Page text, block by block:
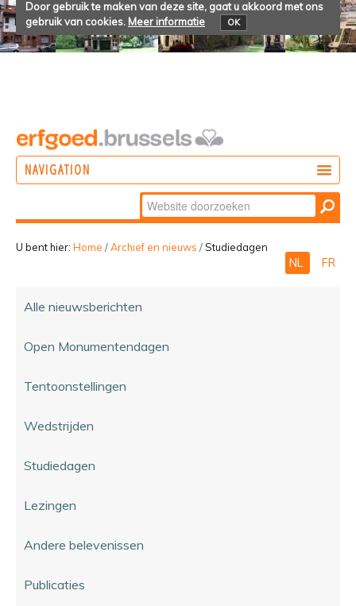
Door gebruik te maken van deze site, gaat u akkoord met ons
gebruik van cookies. Meer informatie OK
NAVIGATION
Zoek
Geavanceerd
zoeken...
U bent hier: Home /Archief en nieuws /Studiedagen
NL FR
Alle nieuwsberichten
Open Monumentendagen
Tentoonstellingen
Wedstrijden
Studiedagen
Lezingen
Andere belevenissen
Publicaties